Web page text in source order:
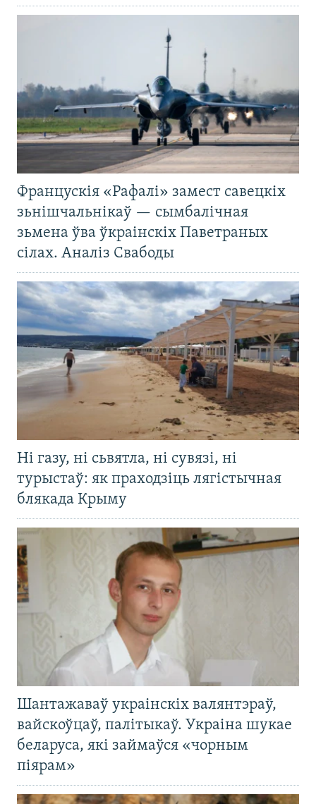
Францускія «Рафалі» замест савецкіх
зьнішчальнікаў — сымбалічная
зьмена ўва ўкраінскіх Паветраных
сілах. Аналіз Свабоды
Ні газу, ні сьвятла, ні сувязі, ні
турыстаў: як праходзіць лягістычная
блякада Крыму
Шантажаваў украінскіх валянтэраў,
вайскоўцаў, палітыкаў. Украіна шукае
беларуса, які займаўся «чорным
піярам»